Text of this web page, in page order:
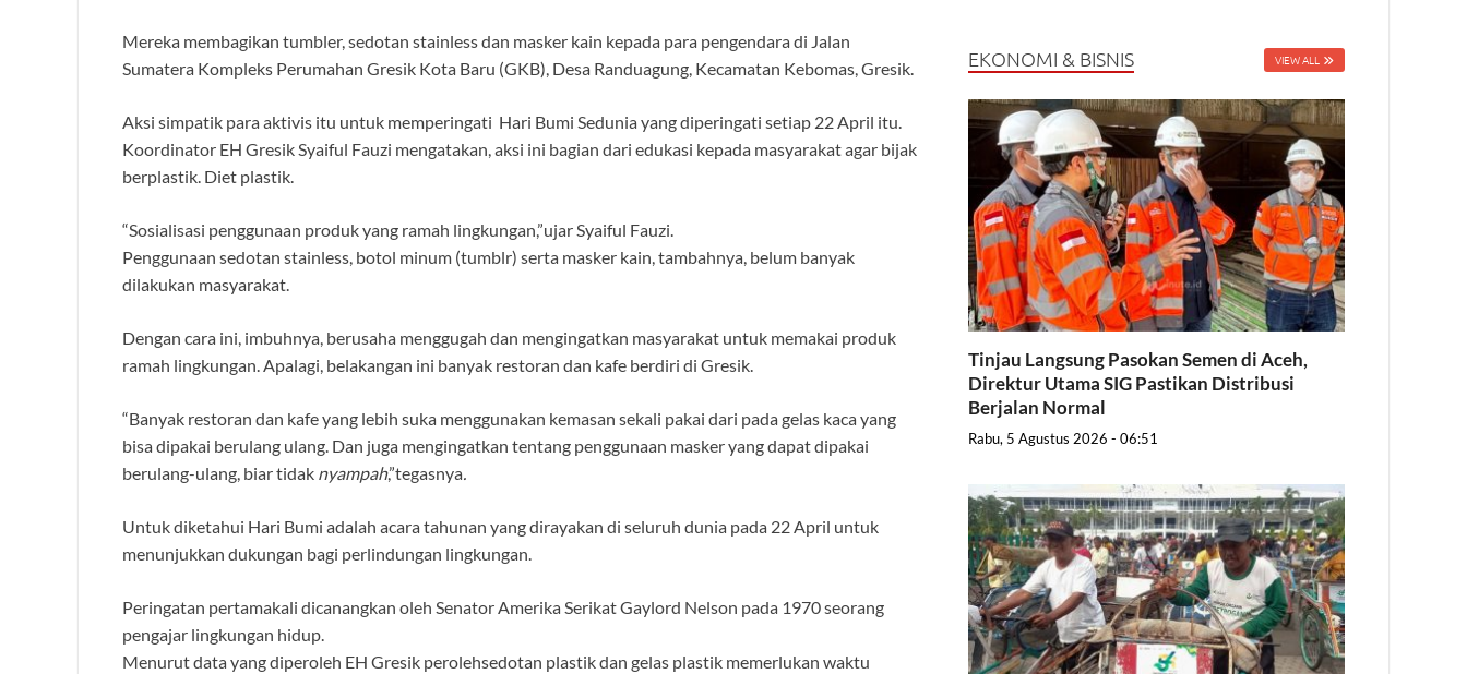
Mereka membagikan tumbler, sedotan stainless dan masker kain kepada para pengendara di Jalan
Sumatera Kompleks Perumahan Gresik Kota Baru (GKB), Desa Randuagung, Kecamatan Kebomas, Gresik.
Aksi simpatik para aktivis itu untuk memperingati Hari Bumi Sedunia yang diperingati setiap 22 April itu.
Koordinator EH Gresik Syaiful Fauzi mengatakan, aksi ini bagian dari edukasi kepada masyarakat agar bijak
berplastik. Diet plastik.
“Sosialisasi penggunaan produk yang ramah lingkungan,”ujar Syaiful Fauzi.
Penggunaan sedotan stainless, botol minum (tumblr) serta masker kain, tambahnya, belum banyak
dilakukan masyarakat.
Dengan cara ini, imbuhnya, berusaha menggugah dan mengingatkan masyarakat untuk memakai produk
ramah lingkungan. Apalagi, belakangan ini banyak restoran dan kafe berdiri di Gresik.
“Banyak restoran dan kafe yang lebih suka menggunakan kemasan sekali pakai dari pada gelas kaca yang
bisa dipakai berulang ulang. Dan juga mengingatkan tentang penggunaan masker yang dapat dipakai
berulang-ulang, biar tidak nyampah,”tegasnya.
Untuk diketahui Hari Bumi adalah acara tahunan yang dirayakan di seluruh dunia pada 22 April untuk
menunjukkan dukungan bagi perlindungan lingkungan.
Peringatan pertamakali dicanangkan oleh Senator Amerika Serikat Gaylord Nelson pada 1970 seorang
pengajar lingkungan hidup.
Menurut data yang diperoleh EH Gresik perolehsedotan plastik dan gelas plastik memerlukan waktu
EKONOMI & BISNIS VIEW ALL
Tinjau Langsung Pasokan Semen di Aceh,
Direktur Utama SIG Pastikan Distribusi
Berjalan Normal
Rabu, 5 Agustus 2026 - 06:51